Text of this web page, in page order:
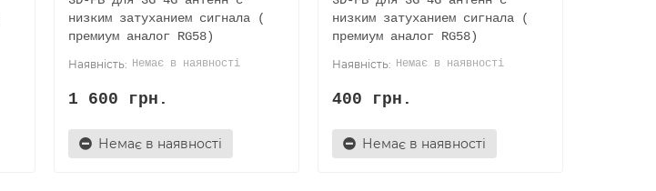
низким затуханием сигнала (
премиум аналог RG58)
Немає в наявності
1 600 грн.
Немає в наявності
низким затуханием сигнала (
премиум аналог RG58)
Немає в наявності
400 грн.
Немає в наявності